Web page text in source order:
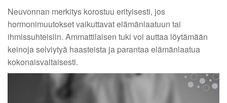
Neuvonnan merkitys korostuu erityisesti, jos
hormonimuutokset vaikuttavat elämänlaatuun tai
ihmissuhteisiin. Ammattilaisen tuki voi auttaa löytämään
keinoja selviytyä haasteista ja parantaa elämänlaatua
kokonaisvaltaisesti.